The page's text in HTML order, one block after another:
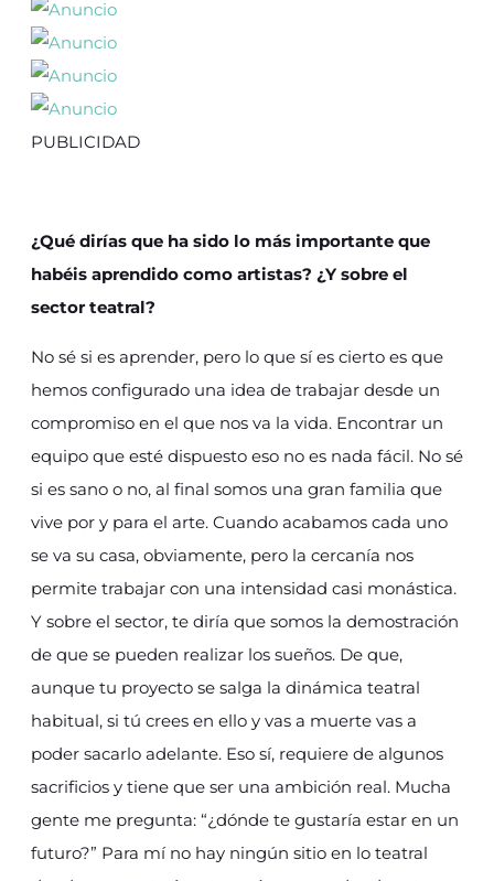
PUBLICIDAD
¿Qué dirías que ha sido lo más importante que
habéis aprendido como artistas? ¿Y sobre el
sector teatral?
No sé si es aprender, pero lo que sí es cierto es que
hemos configurado una idea de trabajar desde un
compromiso en el que nos va la vida. Encontrar un
equipo que esté dispuesto eso no es nada fácil. No sé
si es sano o no, al final somos una gran familia que
vive por y para el arte. Cuando acabamos cada uno
se va su casa, obviamente, pero la cercanía nos
permite trabajar con una intensidad casi monástica.
Y sobre el sector, te diría que somos la demostración
de que se pueden realizar los sueños. De que,
aunque tu proyecto se salga la dinámica teatral
habitual, si tú crees en ello y vas a muerte vas a
poder sacarlo adelante. Eso sí, requiere de algunos
sacrificios y tiene que ser una ambición real. Mucha
gente me pregunta: “¿dónde te gustaría estar en un
futuro?” Para mí no hay ningún sitio en lo teatral